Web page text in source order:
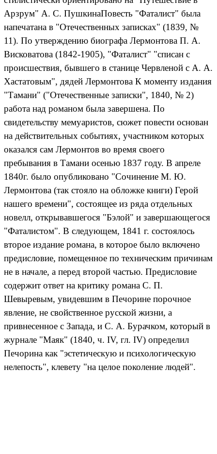
Арзрум" А. С. ПушкинаПовесть "Фаталист" была
напечатана в "Отечественных записках" (1839, №
11). По утверждению биографа Лермонтова П. А.
Висковатова (1842-1905), "Фаталист" "списан с
происшествия, бывшего в станице Червленой с А. А.
Хастатовым", дядей Лермонтова К моменту издания
"Тамани" ("Отечественные записки", 1840, № 2)
работа над романом была завершена. По
свидетельству мемуаристов, сюжет повести основан
на действительных событиях, участником которых
оказался сам Лермонтов во время своего
пребывания в Тамани осенью 1837 году. В апреле
1840г. было опубликовано "Сочинение М. Ю.
Лермонтова (так стояло на обложке книги) Герой
нашего времени", состоящее из ряда отдельных
новелл, открывавшегося "Бэлой" и завершающегося
"Фаталистом". В следующем, 1841 г. состоялось
второе издание романа, в которое было включено
предисловие, помещенное по техническим причинам
не в начале, а перед второй частью. Предисловие
содержит ответ на критику романа С. П.
Шевыревым, увидевшим в Печорине порочное
явление, не свойственное русской жизни, а
привнесенное с Запада, и С. А. Бурачком, который в
журнале "Маяк" (1840, ч. IV, гл. IV) определил
Печорина как "эстетическую и психологическую
нелепость", клевету "на целое поколение людей".